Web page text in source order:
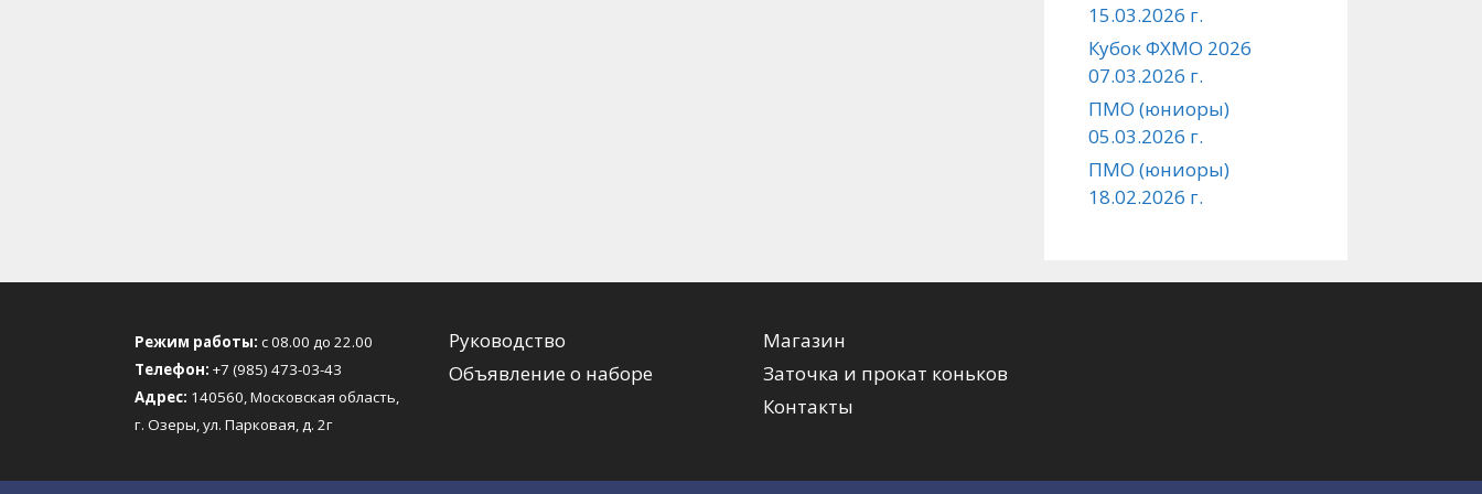
15.03.2026 г.
Кубок ФХМО 2026
07.03.2026 г.
ПМО (юниоры)
05.03.2026 г.
ПМО (юниоры)
18.02.2026 г.
Режим работы: с 08.00 до 22.00
Телефон: +7 (985) 473-03-43
Адрес: 140560, Московская область,
г. Озеры, ул. Парковая, д. 2г
Руководство
Объявление о наборе
Магазин
Заточка и прокат коньков
Контакты